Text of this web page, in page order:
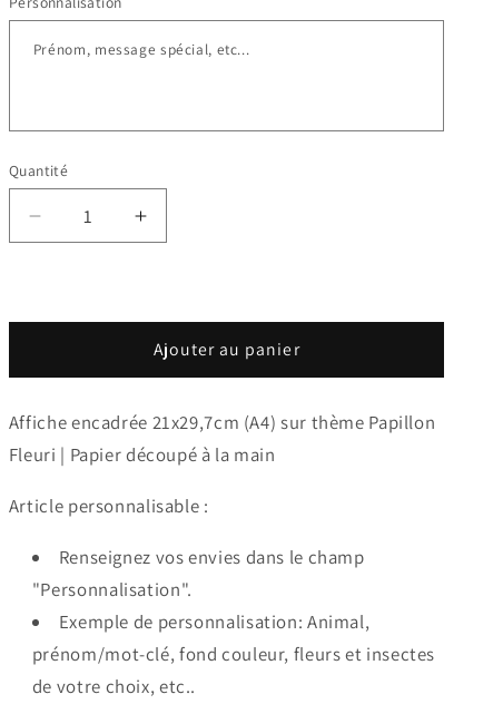
Quantité
Réduire
la
Cadre
Papillon
Augmenter
la
Cadre
Papillon
Ajouter au panier
Affiche encadrée 21x29,7cm (A4) sur thème Papillon
Fleuri | Papier découpé à la main
Article personnalisable :
Renseignez vos envies dans le champ
"Personnalisation".
Exemple de personnalisation: Animal,
prénom/mot-clé, fond couleur, fleurs et insectes
de votre choix, etc..